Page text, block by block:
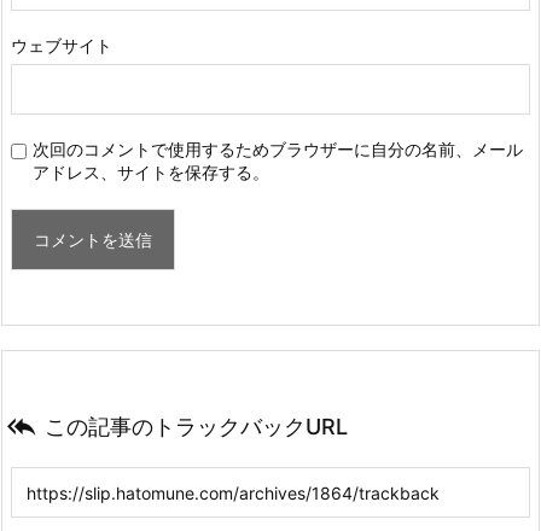
ウェブサイト
次回のコメントで使用するためブラウザーに自分の名前、メール
アドレス、サイトを保存する。
 この記事のトラックバックURL